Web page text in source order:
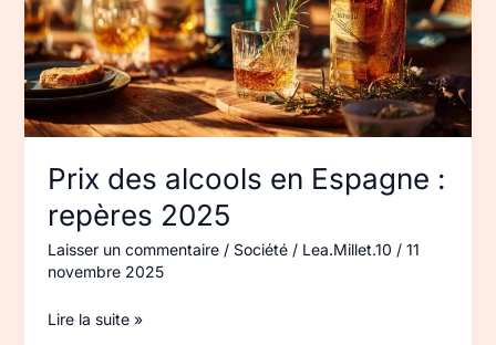
Prix des alcools en Espagne :
repères 2025
Laisser un commentaire / Société/ Lea.Millet.10 / 11
novembre 2025
repères 2025
Lire la suite »